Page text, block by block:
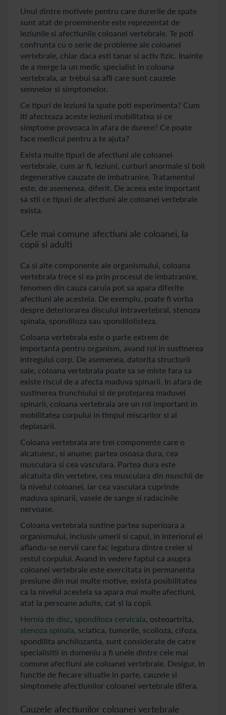
Unul dintre motivele pentru care durerile de spate
sunt atat de proeminente este reprezentat de
leziunile si afectiunile coloanei vertebrale. Te poti
confrunta cu o serie de probleme ale coloanei
vertebrale, chiar daca esti tanar si activ fizic. Inainte
de a merge la un medic specialist in coloana
vertebrala, ar trebui sa afli care sunt cauzele
semnelor si simptomelor.
Ce tipuri de leziuni la spate poti experimenta? Cum
iti afecteaza aceste leziuni mobilitatea si ce
simptome provoaca in afara de durere? Ce poate
face medicul pentru a te ajuta?
Exista multe tipuri de afectiuni ale coloanei
vertebrale, cum ar fi, leziuni, curburi anormale si boli
degenerative cauzate de imbatranire. Tratamentul
este, de asemenea, diferit. De aceea este important
sa stii ce tipuri de afectiuni ale coloanei vertebrale
exista.
Cele mai comune afectiuni ale coloanei, la
copii si adulti
Ca si alte componente ale organismului, coloana
vertebrala trece si ea prin procesul de imbatranire,
fenomen din cauza caruia pot sa apara diferite
afectiuni ale acesteia. De exemplu, poate fi vorba
despre deteriorarea discului intravertebral, stenoza
spinala, spondiloza sau spondilolisteza.
Coloana vertebrala este o parte extrem de
importanta pentru organism, avand rol in sustinerea
intregului corp. De asemenea, datorita structurii
sale, coloana vertebrala poate sa se miste fara sa
existe riscul de a afecta maduva spinarii. In afara de
sustinerea trunchiului si de protejarea maduvei
spinarii, coloana vertebrala are un rol important in
mobilitatea corpului in timpul miscarilor si al
deplasarii.
Coloana vertebrala are trei componente care o
alcatuiesc, si anume: partea osoasa dura, cea
musculara si cea vasculara. Partea dura este
alcatuita din vertebre, cea musculara din muschii de
la nivelul coloanei, iar cea vasculara cuprinde
maduva spinarii, vasele de sange si radacinile
nervoase.
Coloana vertebrala sustine partea superioara a
organismului, inclusiv umerii si capul, in interiorul ei
aflandu-se nervii care fac legatura dintre creier si
restul corpului. Avand in vedere faptul ca asupra
coloanei vertebrale este exercitata in permanenta
presiune din mai multe motive, exista posibilitatea
ca la nivelul acesteia sa apara mai multe afectiuni,
atat la persoane adulte, cat si la copii.
Hernia de disc, spondiloza cervicala, osteoartrita,
stenoza spinala, sciatica, tumorile, scolioza, cifoza,
spondilita anchilozanta, sunt considerate de catre
specialisitii in domeniu a fi unele dintre cele mai
comune afectiuni ale coloanei vertebrale. Desigur, in
functie de fiecare situatie in parte, cauzele si
simptomele afectiunilor coloanei vertebrale difera.
Cauzele afectiunilor coloanei vertebrale